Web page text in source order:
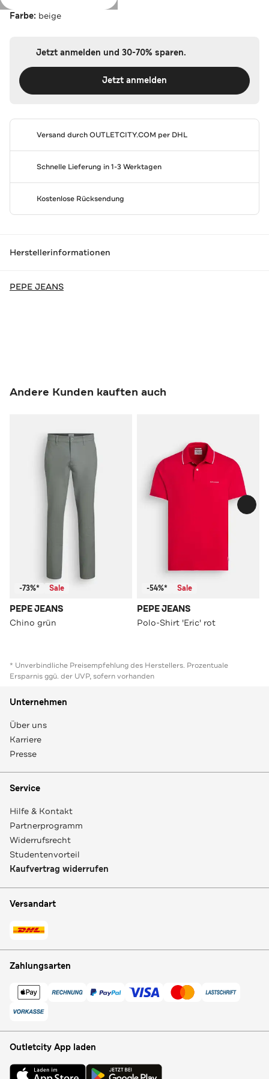
Farbe: beige
Jetzt anmelden und 30-70% sparen.
Jetzt anmelden
Versand durchOUTLETCITY.COM per DHL
Schnelle Lieferung in 1-3 Werktagen
Kostenlose Rücksendung
Herstellerinformationen
PEPE JEANS
Andere Kunden kauften auch
-73%* Sale
PEPE JEANS
Chino grün
-54%* Sale
PEPE JEANS
Polo-Shirt 'Eric' rot
* Unverbindliche Preisempfehlung des Herstellers. Prozentuale
Ersparnis ggü. der UVP, sofern vorhanden
Unternehmen
Über uns
Karriere
Presse
Service
Hilfe & Kontakt
Partnerprogramm
Widerrufsrecht
Studentenvorteil
Kaufvertrag widerrufen
Versandart
Zahlungsarten
Outletcity App laden